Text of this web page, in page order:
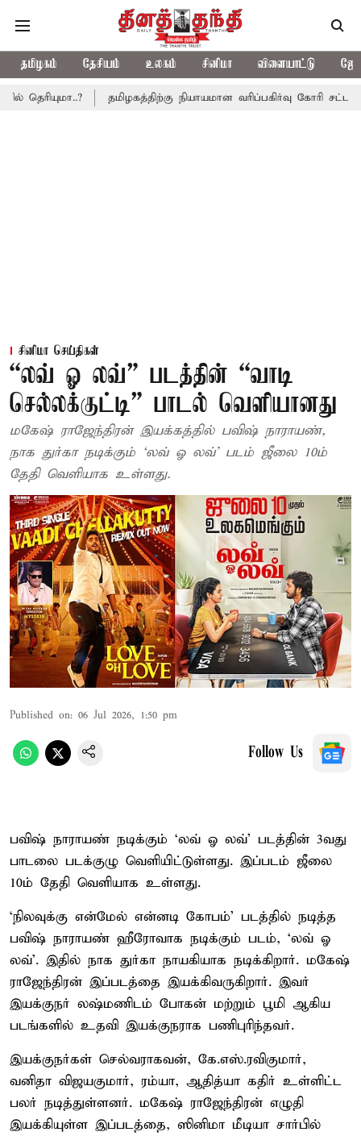
தமிழகம் தேசியம் உலகம் சினிமா விளையாட்டு
தமிழகத்திற்கு நியாயமான வரிப்பகிர்வு கோரி
சினிமா செய்திகள்
“லவ் ஓ லவ்” படத்தின் “வாடி
செல்லக்குட்டி” பாடல் வெளியானது
மகேஷ் ராஜேந்திரன் இயக்கத்தில் பவிஷ் நாராயண்,
நாக துர்கா நடிக்கும் ‘லவ் ஓ லவ்’ படம் ஜீலை 10ம்
தேதி வெளியாக உள்ளது.
Published on: 06 Jul 2026, 1:50 pm
Follow Us
பவிஷ் நாராயண் நடிக்கும் ‘லவ் ஓ லவ்’ படத்தின் 3வது
பாடலை படக்குழு வெளியிட்டுள்ளது. இப்படம் ஜீலை
10ம் தேதி வெளியாக உள்ளது.
‘நிலவுக்கு என்மேல் என்னடி கோபம்’ படத்தில் நடித்த
பவிஷ் நாராயண் ஹீரோவாக நடிக்கும் படம், ‘லவ் ஓ
லவ்’. இதில் நாக துர்கா நாயகியாக நடிக்கிறார். மகேஷ்
ராஜேந்திரன் இப்படத்தை இயக்கிவருகிறார். இவர்
இயக்குநர் லஷ்மணிடம் போகன் மற்றும் பூமி ஆகிய
படங்களில் உதவி இயக்குநராக பணிபுரிந்தவர்.
இயக்குநர்கள் செல்வராகவன், கே.எஸ்.ரவிகுமார்,
வனிதா விஜயகுமார், ரம்யா, ஆதித்யா கதிர் உள்ளிட்ட
பலர் நடித்துள்ளனர். மகேஷ் ராஜேந்திரன் எழுதி
இயக்கியுள்ள இப்படத்தை, ஸினிமா மீடியா சார்பில்